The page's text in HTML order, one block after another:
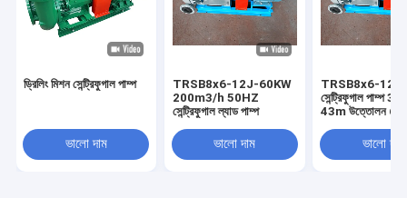
ড্রিলিং মিশন সেন্ট্রিফুগাল পাম্প
ভালো দাম
TRSB8x6-12J-60KW
200m3/h 50HZ
সেন্ট্রিফুগাল ল্যাড পাম্প
ভালো দাম
TRSB8x6-12J
সেন্ট্রিফুগাল পাম্প
43m উত্তোলন
ভালো দাম